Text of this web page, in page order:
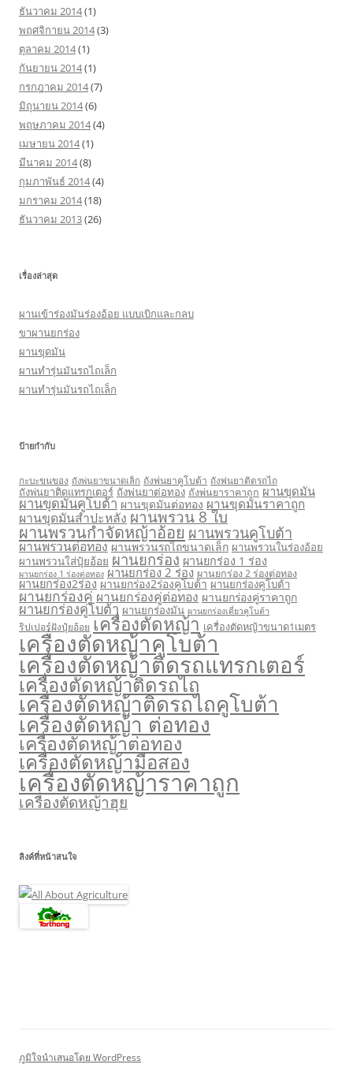
ธันวาคม 2014(1)
พฤศจิกายน 2014(3)
ตุลาคม 2014(1)
กันยายน 2014(1)
กรกฎาคม 2014(7)
มิถุนายน 2014(6)
พฤษภาคม 2014(4)
เมษายน 2014(1)
มีนาคม 2014(8)
กุมภาพันธ์ 2014(4)
มกราคม 2014(18)
ธันวาคม 2013(26)
เรื่องล่าสุด
ผานเข้าร่องมันร่องอ้อย แบบเบิกและกลบ
ขาผานยกร่อง
ผานขุดมัน
ผานทำรุ่นมันรถไถเล็ก
ผานทำรุ่นมันรถไถเล็ก
ป้ายกำกับ
กะบะขนของ ถังพ่นยาขนาดเล็ก ถังพ่นยาคูโบต้า ถังพ่นยาติดรถไถ
ถังพ่นยาติดแทรกเตอร์ ถังพ่นยาต่อทอง ถังพ่นยาราคาถูก ผานขุดมัน
ผานขุดมันคูโบต้า ผานขุดมันต่อทอง ผานขุดมันราคาถูก
ผานขุดมันสำปะหลัง ผานพรวน 8 ใบ
ผานพรวนกำจัดหญ้าอ้อย ผานพรวนคูโบต้า
ผานพรวนต่อทอง ผานพรวนรถไถขนาดเล็ก ผานพรวนในร่องอ้อย
ผานพรวนใส่ปุ๋ยอ้อย ผานยกร่อง ผานยกร่อง 1 ร่อง
ผานยกร่อง 1 ร่องต่อทอง ผานยกร่อง 2 ร่อง ผานยกร่อง 2 ร่องต่อทอง
ผานยกร่อง2ร่อง ผานยกร่อง2ร่องคูโบต้า ผานยกร่องคูโบต้า
ผานยกร่องคู่ ผานยกร่องคู่ต่อทอง ผานยกร่องคู่ราคาถูก
ผานยกร่องคู่โบต้า ผานยกร่องมัน ผานยกร่องเดี่ยวคูโบต้า
ริปเปอร์ฝังปุ๋ยอ้อย เครื่องตัดหญ้า เครื่องตัดหญ้าขนาด1เมตร
เครื่องตัดหญ้าคูโบต้า
เครื่องตัดหญ้าติดรถแทรกเตอร์
เครื่องตัดหญ้าติดรถไถ
เครื่องตัดหญ้าติดรถไถคูโบต้า
เครื่องตัดหญ้า ต่อทอง
เครื่องตัดหญ้าต่อทอง
เครื่องตัดหญ้ามือสอง
เครื่องตัดหญ้าราคาถูก
เครื่องตัดหญ้าฮุย
ลิงค์ที่หน้าสนใจ
ภูมิใจนำเสนอโดย WordPress